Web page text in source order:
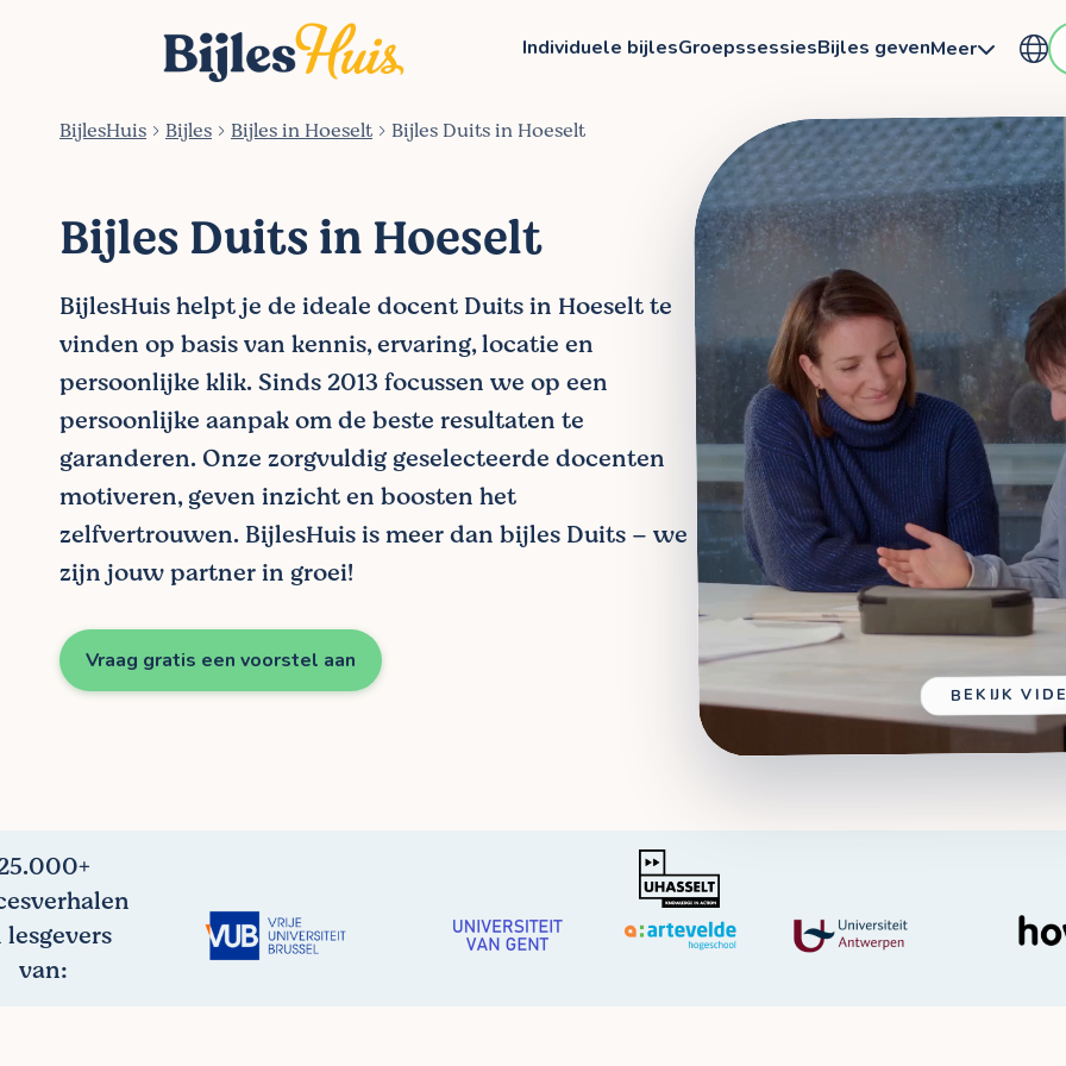
Individuele bijlesGroepssessiesBijles gevenMeer
BijlesHuis Bijles Bijles in Hoeselt Bijles Duits in Hoeselt
Bijles Duits in Hoeselt
BijlesHuis helpt je de ideale docent Duits in Hoeselt te
vinden op basis van kennis, ervaring, locatie en
persoonlijke klik. Sinds 2013 focussen we op een
persoonlijke aanpak om de beste resultaten te
garanderen. Onze zorgvuldig geselecteerde docenten
motiveren, geven inzicht en boosten het
zelfvertrouwen. BijlesHuis is meer dan bijles Duits – we
zijn jouw partner in groei!
Vraag gratis een voorstel aan
BEKIJK
lesgevers
van: